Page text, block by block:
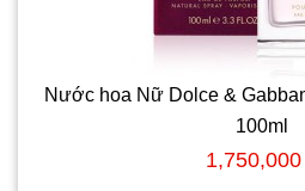
Nước hoa Nữ Dolce &
100ml
1,750,000